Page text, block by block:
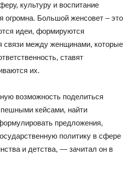
культуру и воспитание
огромна. Большой женсовет – это
идеи, формируются
связи между женщинами, которые
ставят
их.
возможность поделиться
кейсами, найти
предложения,
политику в сфере
и детства, — зачитал он в